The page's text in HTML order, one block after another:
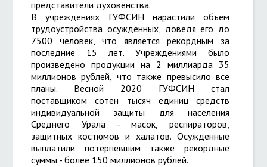
представители духовенства.
В учреждениях ГУФСИН нарастили объем
трудоустройства осужденных, доведя его до
7500 человек, что является рекордным за
последние 15 лет. Учреждениями было
произведено продукции на 2 миллиарда 35
миллионов рублей, что также превысило все
планы. Весной 2020 ГУФСИН стал
поставщиком сотен тысяч единиц средств
индивидуальной защиты для населения
Среднего Урала - масок, респираторов,
защитных костюмов и халатов. Осужденные
выплатили потерпевшим также рекордные
суммы - более 150 миллионов рублей.